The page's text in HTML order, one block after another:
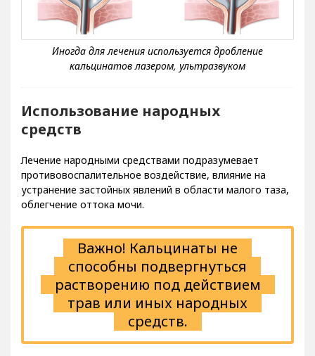
Использование народных
средств
Лечение народными средствами подразумевает
противовоспалительное воздействие, влияние на
устранение застойных явлений в области малого таза,
облегчение оттока мочи.
Важно! Кальцинаты не
способны подвергнуться
растворению под действием
трав или иных народных
средств.